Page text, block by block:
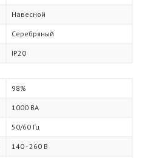
Навесной
Серебряный
IP20
98%
1000 ВА
50/60 Гц
140 - 260 В